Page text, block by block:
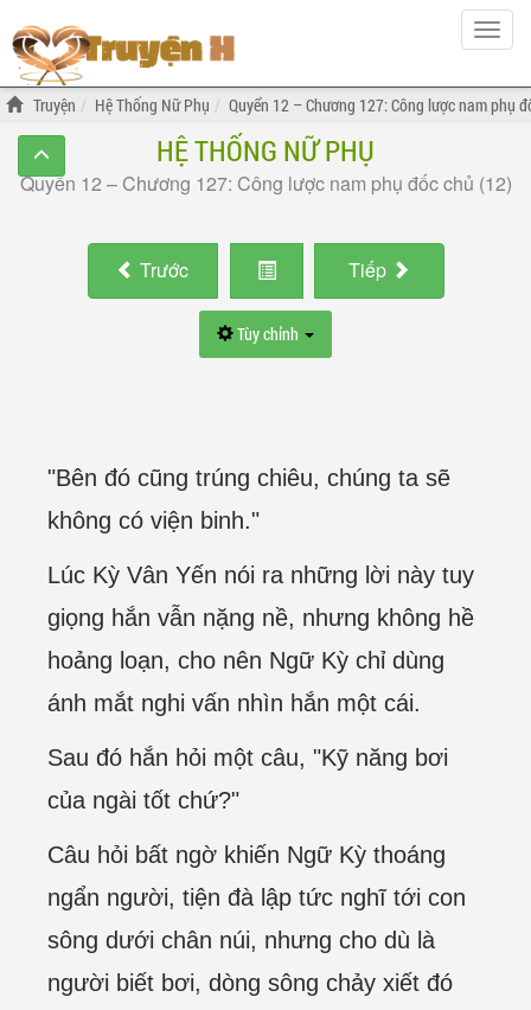
Hiện
menu
Truyện Hệ Thống Nữ Phụ Quyển 12 – Chương 127: Công lược nam phụ
HỆ THỐNG NỮ PHỤ
Quyển 12 – Chương 127: Công lược nam phụ đốc chủ (12)
Trước Tiếp
Tùy chỉnh
"Bên đó cũng trúng chiêu, chúng ta sẽ
không có viện binh."
Lúc Kỳ Vân Yến nói ra những lời này tuy
giọng hắn vẫn nặng nề, nhưng không hề
hoảng loạn, cho nên Ngữ Kỳ chỉ dùng
ánh mắt nghi vấn nhìn hắn một cái.
Sau đó hắn hỏi một câu, "Kỹ năng bơi
của ngài tốt chứ?"
Câu hỏi bất ngờ khiến Ngữ Kỳ thoáng
ngẩn người, tiện đà lập tức nghĩ tới con
sông dưới chân núi, nhưng cho dù là
người biết bơi, dòng sông chảy xiết đó